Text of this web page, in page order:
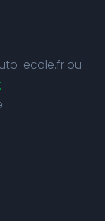
ecole.fr ou